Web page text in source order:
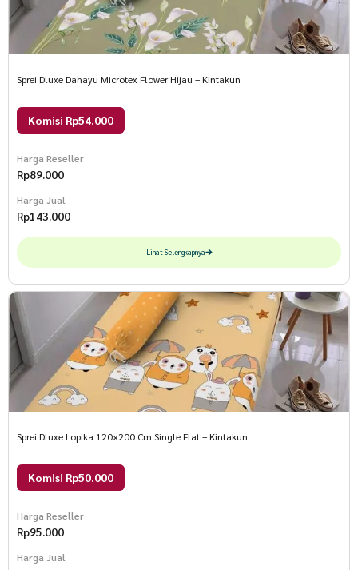
Sprei Dluxe Dahayu Microtex Flower Hijau – Kintakun
Komisi Rp54.000
Harga Reseller
Rp89.000
Harga Jual
Rp143.000
Lihat Selengkapnya
Sprei Dluxe Lopika 120×200 Cm Single Flat – Kintakun
Komisi Rp50.000
Harga Reseller
Rp95.000
Harga Jual